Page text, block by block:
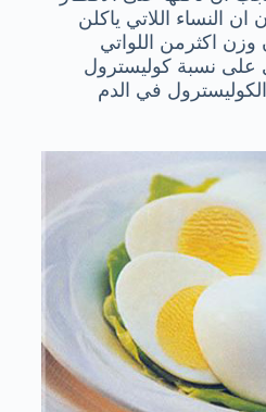
النساء اللاتي ياكلن
اكثرمن اللواتي
على نسبة كوليسترول
في الدم